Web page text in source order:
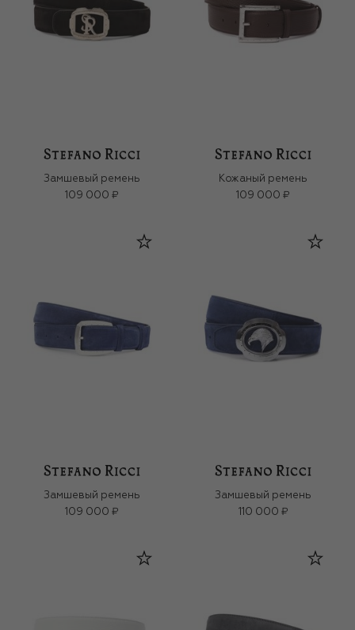
Замшевый ремень
109 000 ₽
Кожаный ремень
109 000 ₽
Замшевый ремень
109 000 ₽
Замшевый ремень
110 000 ₽